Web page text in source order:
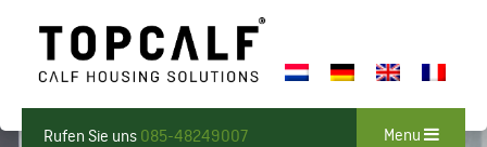
Rufen Sie uns 085-48249007 Menu